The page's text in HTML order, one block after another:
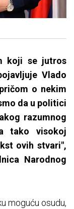
koji se jutros
Vlado
o nekim
da u politici
razumnog
tako visokoj
ovih stvari",
Narodnog
moguću osudu,